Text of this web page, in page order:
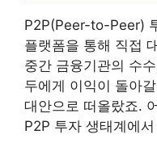
P2P(Peer-to-Peer)
플랫폼을 통해 직접
중간 금융기관의 수
두에게 이익이 돌아
대안으로 떠올랐죠.
P2P 투자 생태계에